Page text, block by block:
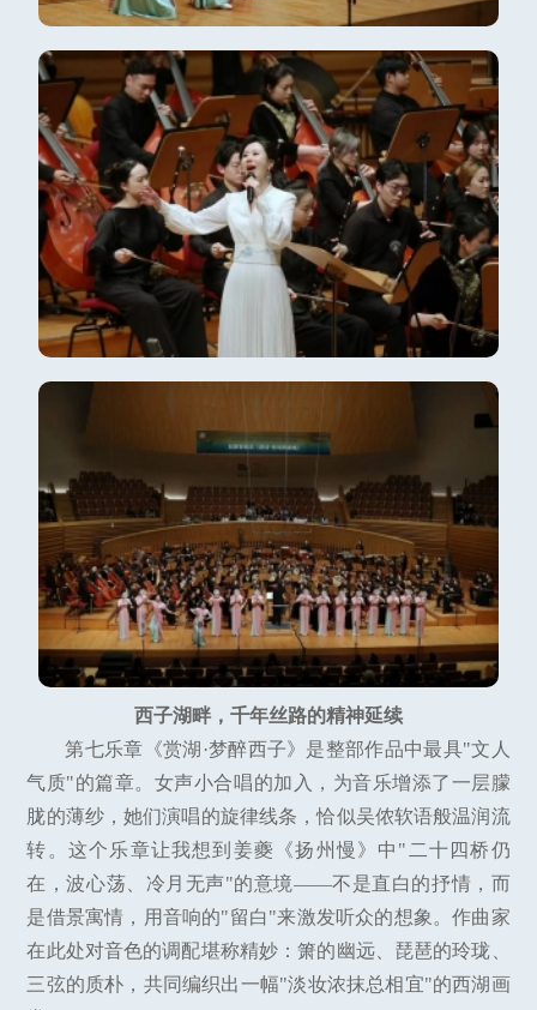
西子湖畔，千年丝路的精神延续
第七乐章《赏湖·梦醉西子》是整部作品中最具"文人
气质"的篇章。女声小合唱的加入，为音乐增添了一层朦
胧的薄纱，她们演唱的旋律线条，恰似吴侬软语般温润流
转。这个乐章让我想到姜夔《扬州慢》中"二十四桥仍
在，波心荡、冷月无声"的意境——不是直白的抒情，而
是借景寓情，用音响的"留白"来激发听众的想象。作曲家
在此处对音色的调配堪称精妙：箫的幽远、琵琶的玲珑、
三弦的质朴，共同编织出一幅"淡妆浓抹总相宜"的西湖画